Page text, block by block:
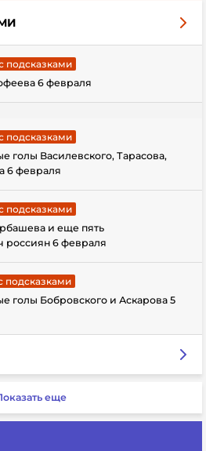
подсказками
6 февраля
подсказками
голы Василевского, Тарасова,
6 февраля
подсказками
и еще пять
россиян 6 февраля
подсказками
голы Бобровского и Аскарова 5
еще